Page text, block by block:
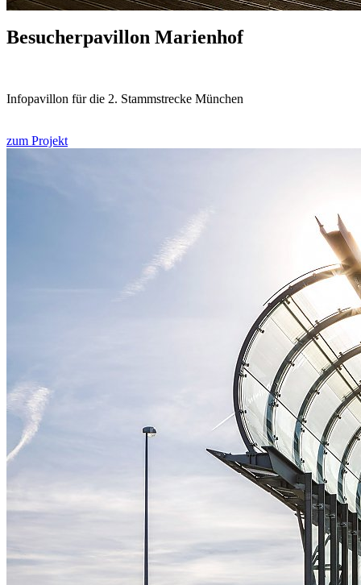
Besucher­pavillon Marienhof
Infopavillon für die 2. Stammstrecke München
zum Projekt